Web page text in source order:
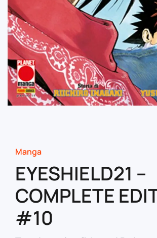
Manga
EYESHIELD21 –
COMPLETE
#10